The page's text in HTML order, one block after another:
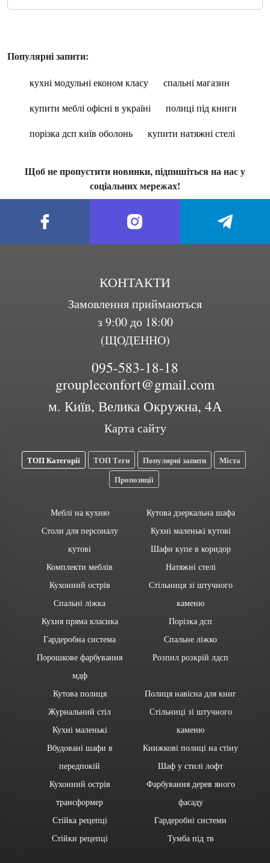
Популярні запити:
кухні модульні економ класу
спальні магазин
купити меблі офісні в україні
полиці під книги
порізка дсп київ оболонь
купити натяжні стелі
Щоб не пропустити новинки, підпишіться на нас у
соціальних мережах!
КОНТАКТИ
Замовлення приймаються
з 9:00 до 18:00
(ЩОДЕННО)
095-583-18-18
groupleconfort@gmail.com
м. Київ, Велика Окружна, 4А
Карта сайту
ТОП Категорії ТОП Теги Популярні запити
Міста
Пропозиції
Меблі на кухню
Столи для персоналу
кутові
Комплекти меблів
Кухонний острів
Спальні ліжка
Кухня пряма класика
Гардеробна система
Порошкове фарбування
мдф
Кутова дзеркальна шафа
Кухні маленькі кутові
Шафи купе в коридор
Натяжні стелі
Стільниця зі штучного
каменю
Порізка дсп
Спальне ліжко
Розпил розкрій лдсп
Кутова полиця
Журнальний стіл
Кухні маленькі
Вбудовані шафи в
передпокій
Кухонний острів
трансформер
Стійка рецепці
Стійки рецепці
Полиця навісна для книг
Стільниці зі штучного
каменю
Книжкові полиці на стіну
Шаф у стилі лофт
Фарбування дерев яного
фасаду
Гардеробні системи
Тумба під тв